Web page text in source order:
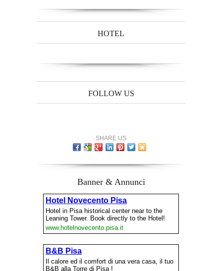
HOTEL
FOLLOW US
SHARE US
Banner & Annunci